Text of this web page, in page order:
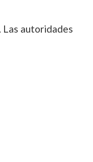
Las autoridades